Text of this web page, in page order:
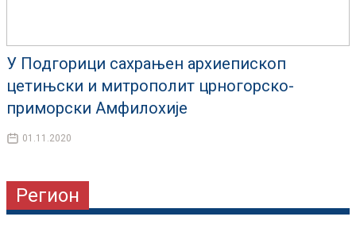
У Подгорици сахрањен архиепископ
цетињски и митрополит црногорско-
приморски Амфилохије
01.11.2020
Регион